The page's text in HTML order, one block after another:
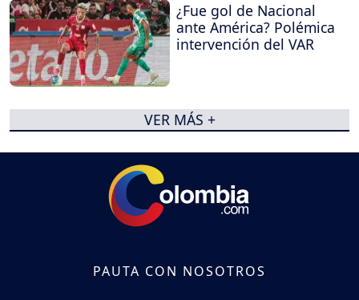
¿Fue gol de Nacional
ante América? Polémica
intervención del VAR
VER MÁS +
PAUTA CON NOSOTROS